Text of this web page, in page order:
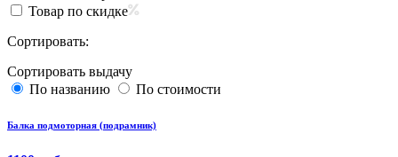
Товар по скидке
Сортировать:
Сортировать выдачу
По названию
По стоимости
Балка подмоторная (подрамник)